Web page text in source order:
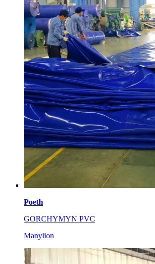
Poeth
GORCHYMYN PVC
Manylion